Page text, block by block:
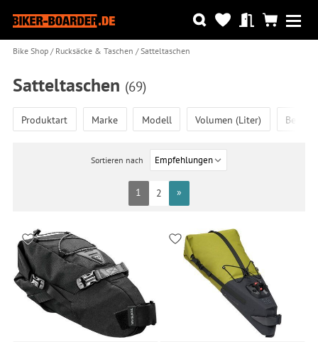
Bike Shop Rucksäcke & Taschen Satteltaschen
Satteltaschen (69)
Produktart Marke Modell Volumen (Liter)
Sortieren nach
1 2 »